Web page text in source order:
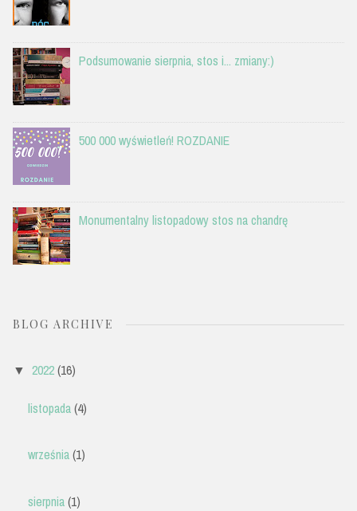
Podsumowanie sierpnia, stos i... zmiany:)
500 000 wyświetleń! ROZDANIE
Monumentalny listopadowy stos na chandrę
BLOG ARCHIVE
▼ 2022(16)
listopada(4)
września(1)
sierpnia(1)